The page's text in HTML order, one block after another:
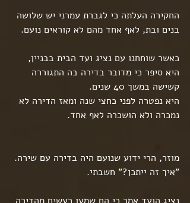
החקירה העלתה כי לגברת עמרני יש שלושה
בנים ובת, לאף אחד מהם לא קוראים נועם.
כאשר שוחחנו עם נציג ועד הבית בבניין,
היא סיפר כי מדובר בדירה בה התגוררה
קשישה במשך 40 שנים.
היא נפטרה לפני כחצי שנה ומאז הדירה לא
נמכרה ולא הושכרה לאף אחד.
מוזר, הרי ידוע שנועם היה בדירה עם שירה.
"איך זה ייתכן?" חשבתי.